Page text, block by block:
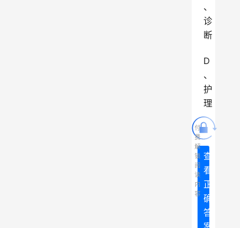
、
诊
断
D
、
护
理
查
看
正
确
答
付
费
解
锁
阅
读
内
容